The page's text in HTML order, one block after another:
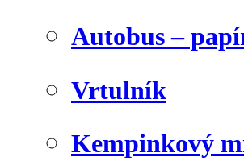
Autobus –
Vrtulník
Kempinkový